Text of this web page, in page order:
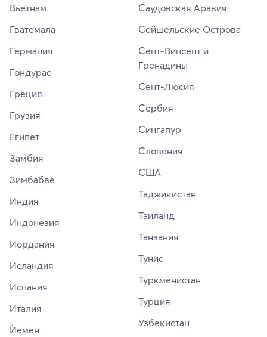
Вьетнам
Гватемала
Германия
Гондурас
Греция
Грузия
Египет
Замбия
Зимбабве
Индия
Индонезия
Иордания
Исландия
Испания
Италия
Йемен
Саудовская Аравия
Сейшельские Острова
Сент-Винсент и
Гренадины
Сент-Люсия
Сербия
Сингапур
Словения
США
Таджикистан
Таиланд
Танзания
Тунис
Туркменистан
Турция
Узбекистан